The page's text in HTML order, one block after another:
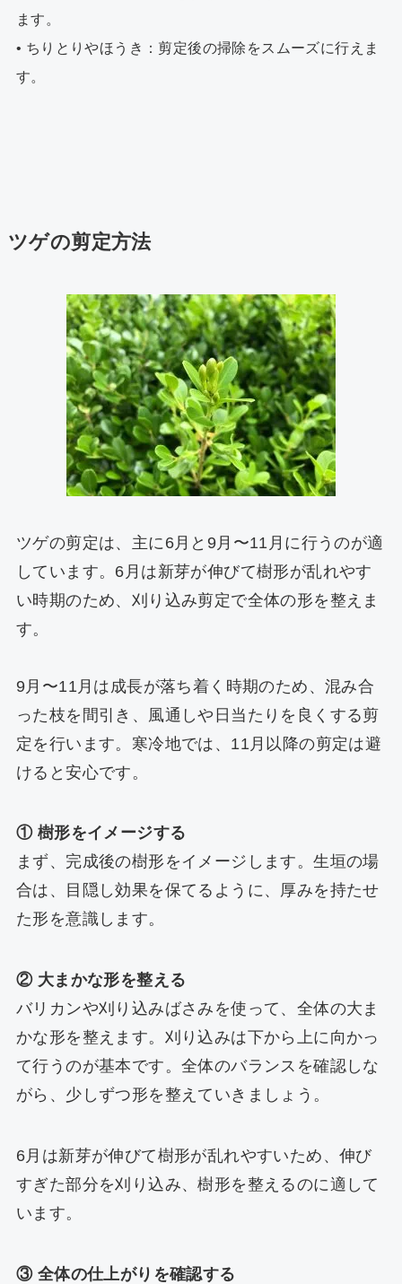
ます。
• ちりとりやほうき：剪定後の掃除をスムーズに行えま
す。
ツゲの剪定方法
ツゲの剪定は、主に6月と9月〜11月に行うのが適
しています。6月は新芽が伸びて樹形が乱れやす
い時期のため、刈り込み剪定で全体の形を整えま
す。
9月〜11月は成長が落ち着く時期のため、混み合
った枝を間引き、風通しや日当たりを良くする剪
定を行います。寒冷地では、11月以降の剪定は避
けると安心です。
① 樹形をイメージする
まず、完成後の樹形をイメージします。生垣の場
合は、目隠し効果を保てるように、厚みを持たせ
た形を意識します。
② 大まかな形を整える
バリカンや刈り込みばさみを使って、全体の大ま
かな形を整えます。刈り込みは下から上に向かっ
て行うのが基本です。全体のバランスを確認しな
がら、少しずつ形を整えていきましょう。
6月は新芽が伸びて樹形が乱れやすいため、伸び
すぎた部分を刈り込み、樹形を整えるのに適して
います。
③ 全体の仕上がりを確認する